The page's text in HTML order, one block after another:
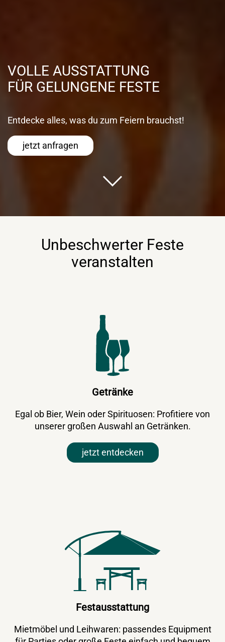
VOLLE AUSSTATTUNG
FÜR GELUNGENE FESTE
Entdecke alles, was du zum Feiern brauchst!
jetzt anfragen
Unbeschwerter Feste
veranstalten
Getränke
Egal ob Bier, Wein oder Spirituosen: Profitiere von
unserer großen Auswahl an Getränken.
jetzt entdecken
Festausstattung
Mietmöbel und Leihwaren: passendes Equipment